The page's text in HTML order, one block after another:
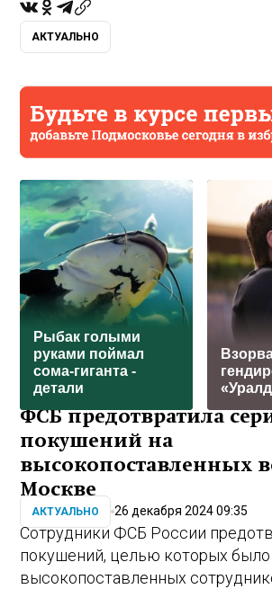
АКТУАЛЬНО
Рыбак голыми
руками поймал
сома-гиганта -
детали
ФСБ предотвратила
покушений на
высокопоставленных
Москве
АКТУАЛЬНО 26 декабря 2024 09:35
Сотрудники ФСБ России
покушений, целью которых
высокопоставленных